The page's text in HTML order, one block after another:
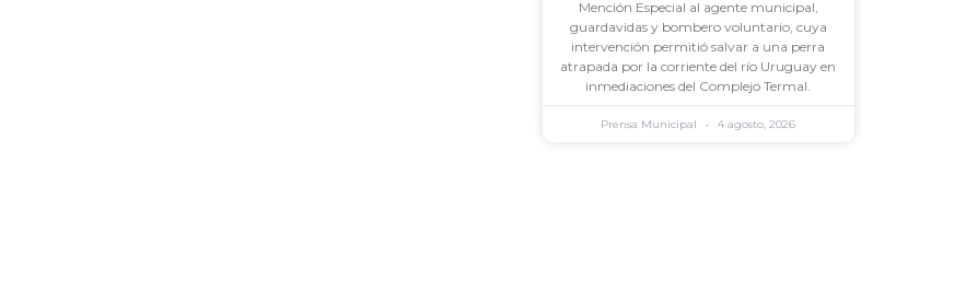
Mención Especial al agente municipal,
guardavidas y bombero voluntario, cuya
intervención permitió salvar a una perra
atrapada por la corriente del río Uruguay en
inmediaciones del Complejo Termal.
Prensa Municipal 4 agosto, 2026